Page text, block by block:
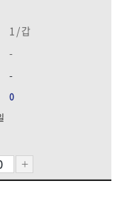
1 / 갑
-
-
0